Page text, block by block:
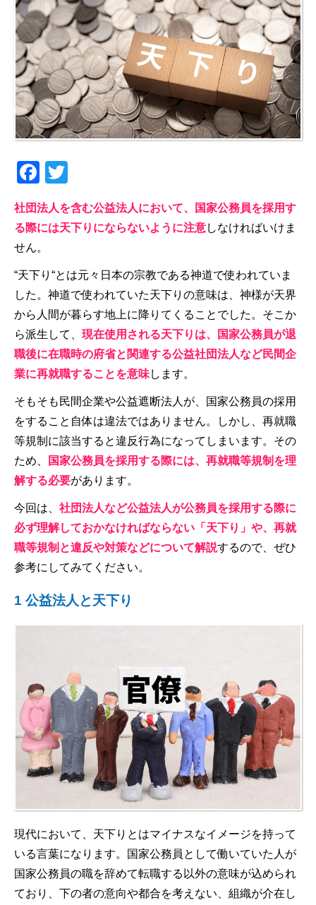
Facebook
社団法人を含む公益法人において、国家公務員を採用す
る際には天下りにならないように注意しなければいけま
せん。
“天下り“とは元々日本の宗教である神道で使われていま
した。神道で使われていた天下りの意味は、神様が天界
から人間が暮らす地上に降りてくることでした。そこか
ら派生して、 現在使用される天下りは、国家公務員が退
職後に在職時の府省と関連する公益社団法人など民間企
業に再就職することを意味します。
そもそも民間企業や公益遮断法人が、国家公務員の採用
をすること自体は違法ではありません。しかし、再就職
等規制に該当すると違反行為になってしまいます。その
ため、
国家公務員を採用する際には、再就職等規制を理
解する必要があります。
今回は、 社団法人など公益法人が公務員を採用する際に
必ず理解しておかなければならない「天下り」や、再就
職等規制と違反や対策などについて解説するので、ぜひ
参考にしてみてください。
1 公益法人と天下り
現代において、天下りとはマイナスなイメージを持って
いる言葉になります。国家公務員として働いていた人が
国家公務員の職を辞めて転職する以外の意味が込められ
ており、下の者の意向や都合を考えない、組織が介在し